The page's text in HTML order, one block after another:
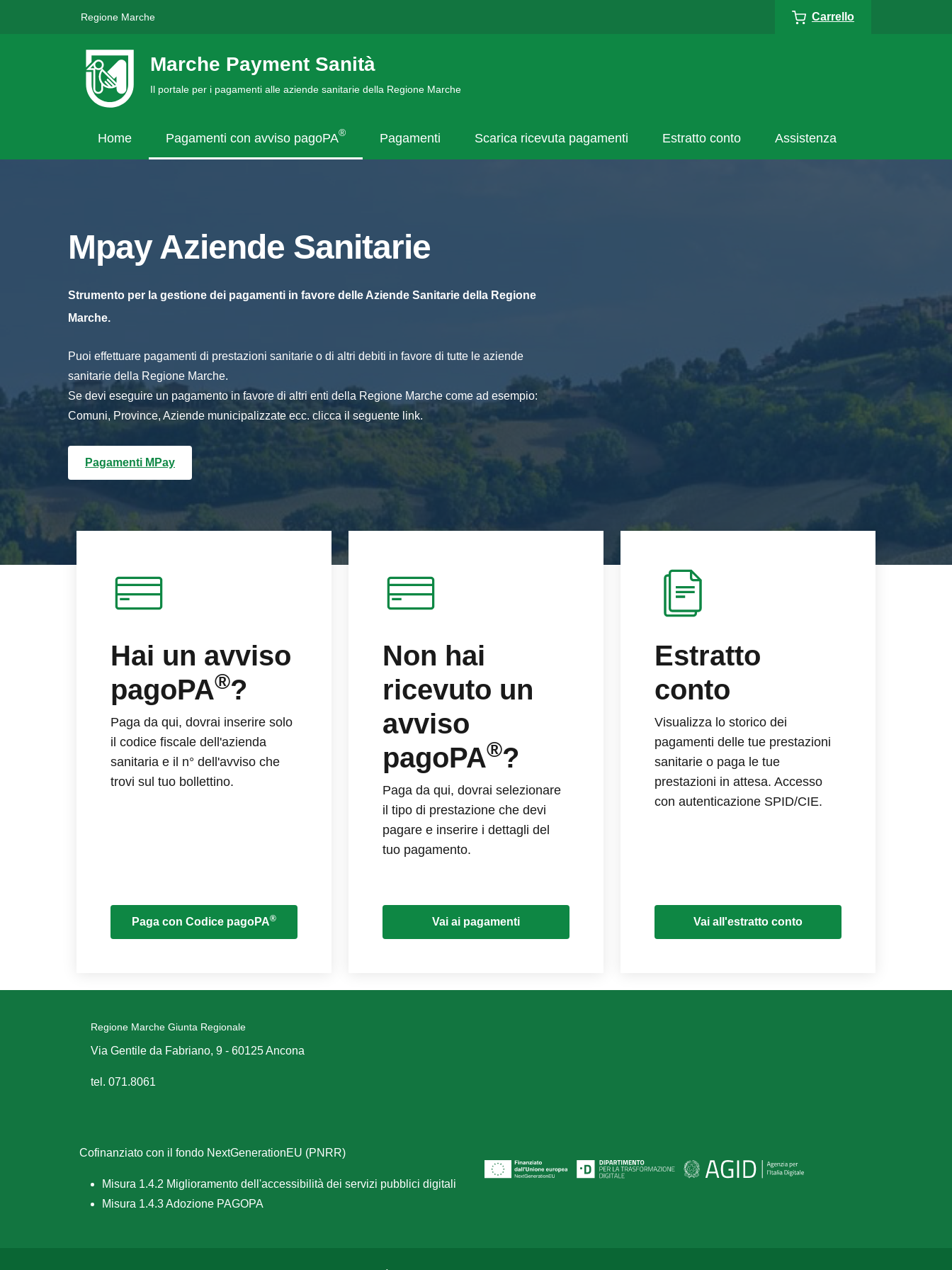
Regione Marche Carrello
Marche Payment Sanità
Il portale per i pagamenti alle aziende sanitarie della Regione Marche
Home Pagamenti con avviso pagoPA® Pagamenti Scarica ricevuta pagamenti Estratto conto Assistenza
Mpay Aziende Sanitarie
Strumento per la gestione dei pagamenti in favore delle Aziende Sanitarie della Regione
Marche.
Puoi effettuare pagamenti di prestazioni sanitarie o di altri debiti in favore di tutte le aziende
sanitarie della Regione Marche.
Se devi eseguire un pagamento in favore di altri enti della Regione Marche come ad esempio:
Comuni, Province, Aziende municipalizzate ecc. clicca il seguente link.
Pagamenti MPay
Hai un avviso
pagoPA®?
Paga da qui, dovrai inserire solo
il codice fiscale dell'azienda
sanitaria e il n° dell'avviso che
trovi sul tuo bollettino.
Paga con Codice pagoPA®
Non hai
ricevuto un
avviso
pagoPA®?
Paga da qui, dovrai selezionare
il tipo di prestazione che devi
pagare e inserire i dettagli del
tuo pagamento.
Vai ai pagamenti
Estratto
conto
Visualizza lo storico dei
pagamenti delle tue prestazioni
sanitarie o paga le tue
prestazioni in attesa. Accesso
con autenticazione SPID/CIE.
Vai all'estratto conto
Regione Marche Giunta Regionale
Via Gentile da Fabriano, 9 - 60125 Ancona
tel. 071.8061
Cofinanziato con il fondo NextGenerationEU (PNRR)
Misura 1.4.2 Miglioramento dell'accessibilità dei servizi pubblici digitali
Misura 1.4.3 Adozione PAGOPA